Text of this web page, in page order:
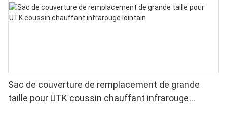
Sac de couverture de remplacement de grande
taille pour UTK coussin chauffant infrarouge